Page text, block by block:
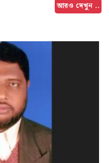
আরও দেখুন ..